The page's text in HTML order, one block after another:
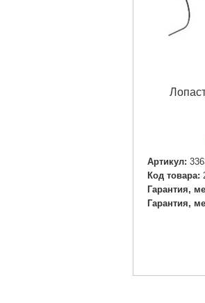
Артикул:
Код товара:
Гарантия,
Гарантия,